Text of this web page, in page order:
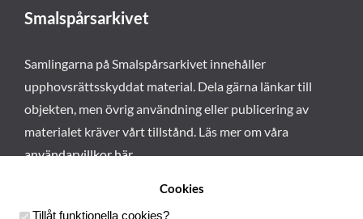
Smalspårsarkivet
Samlingarna på Smalspårsarkivet innehåller
upphovsrättsskyddat material. Dela gärna länkar till
objekten, men övrig användning eller publicering av
materialet kräver vårt tillstånd. Läs mer om våra
användarvillkor här.
Cookies
Tillåt funktionella cookies?